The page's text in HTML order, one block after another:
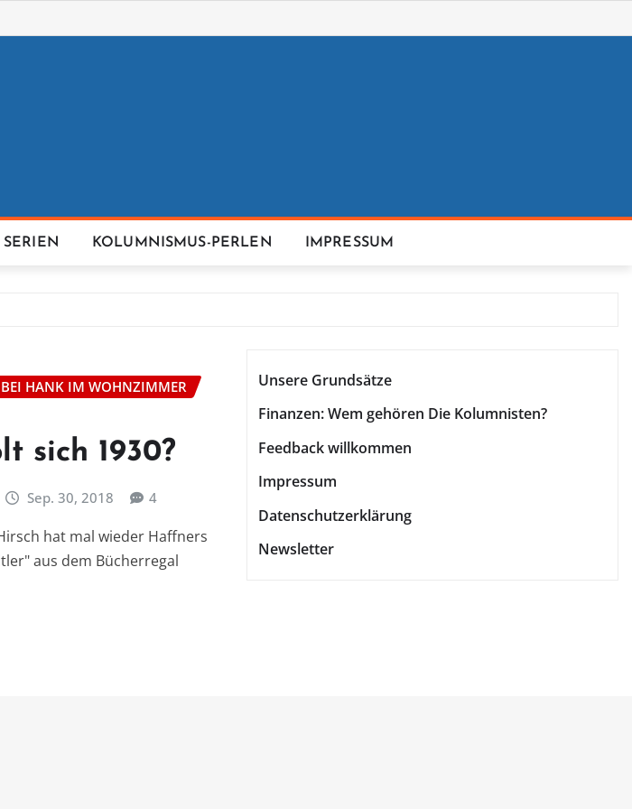
KOLUMNISMUS-PERLEN IMPRESSUM
HANK IM WOHNZIMMER
sich 1930?
Sep. 30, 2018 4
hat mal wieder Haffners
aus dem Bücherregal
Unsere Grundsätze
Finanzen: Wem gehören Die Kolumnisten?
Feedback willkommen
Impressum
Datenschutzerklärung
Newsletter